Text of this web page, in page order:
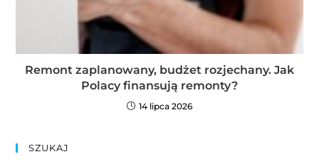
Remont zaplanowany, budżet rozjechany. Jak
Polacy finansują remonty?
14 lipca 2026
SZUKAJ